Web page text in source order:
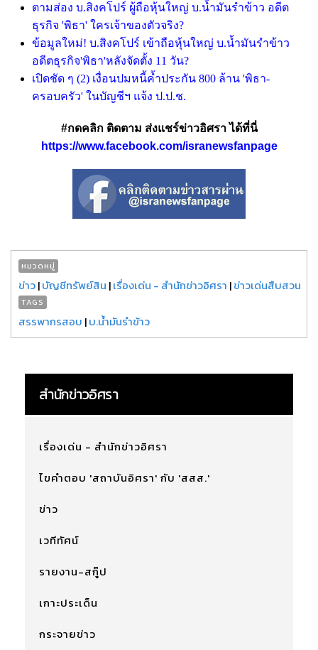
ตามส่อง บ.สิงคโปร์ ผู้ถือหุ้นใหญ่ บ.น้ำมันรำข้าว อดีต
ธุรกิจ 'พิธา' ใครเจ้าของตัวจริง?
ข้อมูลใหม่! บ.สิงคโปร์ เข้าถือหุ้นใหญ่ บ.น้ำมันรำข้าว
อดีตธุรกิจ'พิธา'หลังจัดตั้ง 11 วัน?
เปิดชัด ๆ (2) เงื่อนปมหนี้ค้ำประกัน 800 ล้าน 'พิธา-
ครอบครัว' ในบัญชีฯ แจ้ง ป.ป.ช.
#กดคลิก ติดตาม ส่งแชร์ข่าวอิศรา ได้ที่นี่
https://www.facebook.com/isranewsfanpage
หมวดหมู่
ข่าว|บัญชีทรัพย์สิน |เรื่องเด่น - สำนักข่าวอิศรา |ข่าวเด่นสืบสวน
TAGS
สรรพากรสอบ |บ.น้ำมันรำข้าว
สำนักข่าวอิศรา
เรื่องเด่น - สำนักข่าวอิศรา
ไขคำตอบ 'สถาบันอิศรา' กับ 'สสส.'
ข่าว
เวทีทัศน์
รายงาน-สกู๊ป
เกาะประเด็น
กระจายข่าว